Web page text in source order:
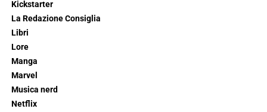
Kickstarter
La Redazione Consiglia
Libri
Lore
Manga
Marvel
Musica nerd
Netflix